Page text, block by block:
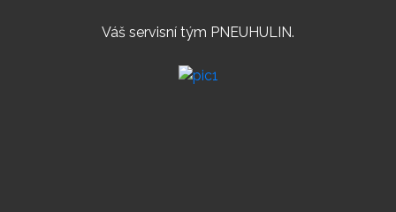
Váš servisní tým PNEUHULIN.